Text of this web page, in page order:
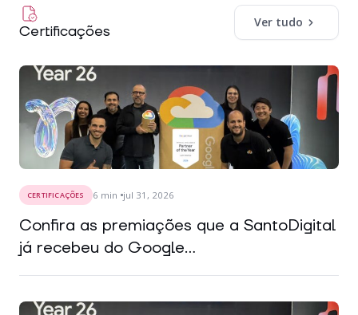
Certificações
Ver tudo
CERTIFICAÇÕES 6 min jul 31, 2026
Confira as premiações que a SantoDigital
já recebeu do Google...